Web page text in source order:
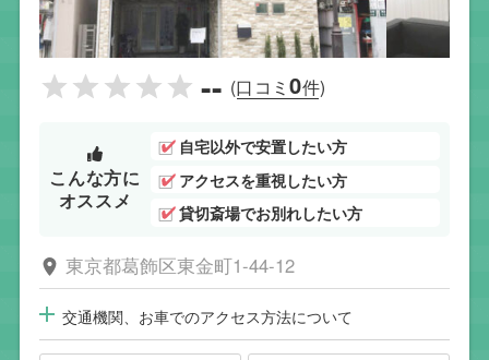
-- (口コミ0件)
こんな方に
オススメ
自宅以外で安置したい方
アクセスを重視したい方
貸切斎場でお別れしたい方
東京都葛飾区東金町1-44-12
交通機関、お車でのアクセス方法について